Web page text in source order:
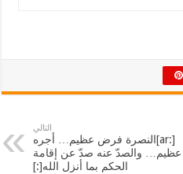
التالي
[:ar]النصرة فرض عظيم… أجره
عظيم… والصدّ عنه صدّ عن إقامة
الحكم بما أنزل الله[:]